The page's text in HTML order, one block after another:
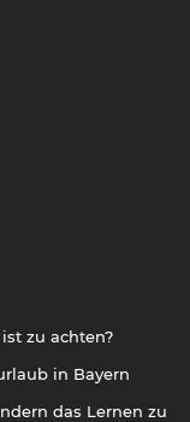
zu achten?
in Bayern
das Lernen zu